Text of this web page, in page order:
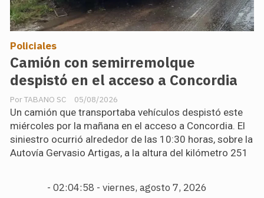
Camión con semirremolque
despistó en el acceso a Concordia
TABANO SC
Policiales
05/08/2026
Un camión que transportaba vehículos despistó este
miércoles por la mañana en el acceso a Concordia. El
siniestro ocurrió alrededor de las 10:30 horas, sobre la
Autovía Gervasio Artigas, a la altura del kilómetro 251
- 02:05:00 - viernes, agosto 7, 2026